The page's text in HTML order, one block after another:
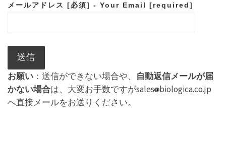
メールアドレス [必須] - Your Email [required]
お願い ：送信ができない場合や、 自動返信メールが届
かない場合は、大変お手数ですがsales biologica.co.jp
へ直接メールをお送りください。